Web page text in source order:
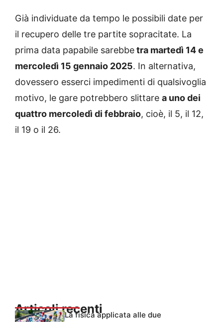
Già individuate da tempo le possibili date per
il recupero delle tre partite sopracitate. La
prima data papabile sarebbetra martedì 14 e
mercoledì 15 gennaio 2025. In alternativa,
dovessero esserci impedimenti di qualsivoglia
motivo, le gare potrebbero slittare a uno dei
quattro mercoledì di febbraio, cioè, il 5, il 12,
il 19 o il 26.
Articoli recentiLa fisica applicata alle due